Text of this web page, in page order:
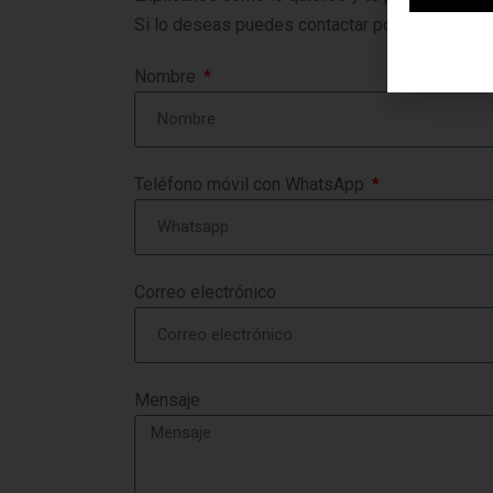
Si lo deseas puedes contactar por teléfono,
Nombre
Teléfono móvil con WhatsApp
Correo electrónico
Mensaje